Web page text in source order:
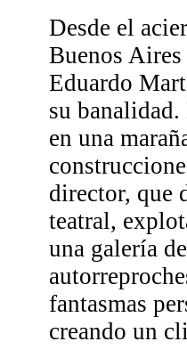
Desde el
Buenos
Eduardo
su
en una
director, que
teatral,
una galería
fantasmas
creando un